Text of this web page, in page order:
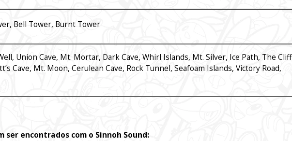
Bell Tower, Burnt Tower
Union Cave, Mt. Mortar, Dark Cave, Whirl Islands, Mt. Silver, Ice Path, The Cliff
Cave, Mt. Moon, Cerulean Cave, Rock Tunnel, Seafoam Islands, Victory Road,
ser encontrados com o Sinnoh Sound: